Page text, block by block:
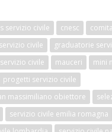
servizio civile cnesc
civile
graduatorie
civile mauceri mini
progetti servizio civile
massimiliano obiettore
servizio civile emilia romagna